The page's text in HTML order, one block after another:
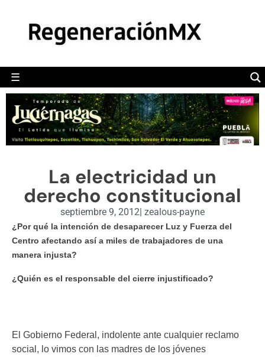
☰
POLÍTICA
CAMALEÓN
OPINIÓN
DEPORTES
VIDEOS
La electricidad un
derecho constitucional
septiembre 9, 2012| zealous-payne
¿Por qué la intención de desaparecer Luz y Fuerza del
Centro afectando así a miles de trabajadores de una
manera injusta?
¿Quién es el responsable del cierre injustificado?
El Gobierno Federal, indolente ante cualquier reclamo
social, lo vimos con las madres de los jóvenes